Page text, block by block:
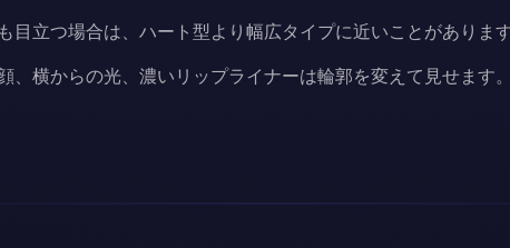
目立つ場合は、ハート型より幅広タイプに近いことがあります
、横からの光、濃いリップライナーは輪郭を変えて見せます。